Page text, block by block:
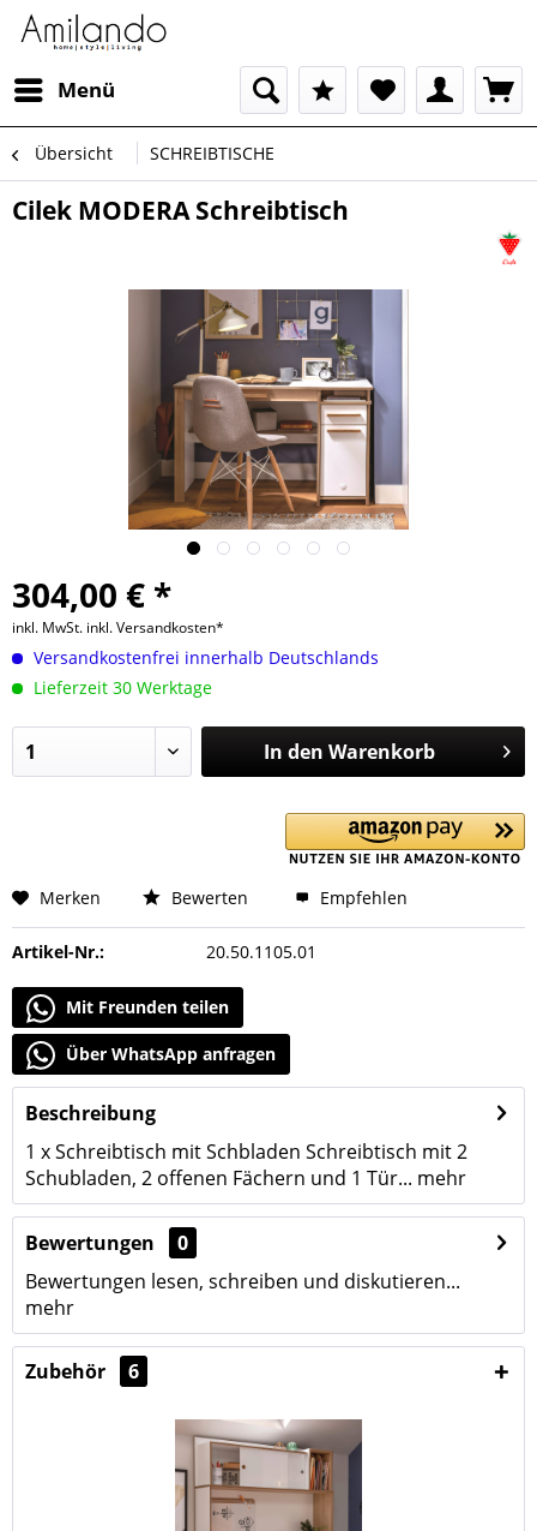
Menü
Übersicht SCHREIBTISCHE
Cilek MODERA Schreibtisch
304,00 € *
inkl. MwSt. inkl. Versandkosten*
Versandkostenfrei innerhalb Deutschlands
Lieferzeit 30 Werktage
In den Warenkorb
Merken Bewerten Empfehlen
Artikel-Nr.: 20.50.1105.01
Mit Freunden teilen
Über WhatsApp anfragen
Beschreibung
1 x Schreibtisch mit Schbladen Schreibtisch mit 2
Schubladen, 2 offenen Fächern und 1 Tür... mehr
Bewertungen
0
Bewertungen lesen, schreiben und diskutieren...
mehr
Zubehör 6